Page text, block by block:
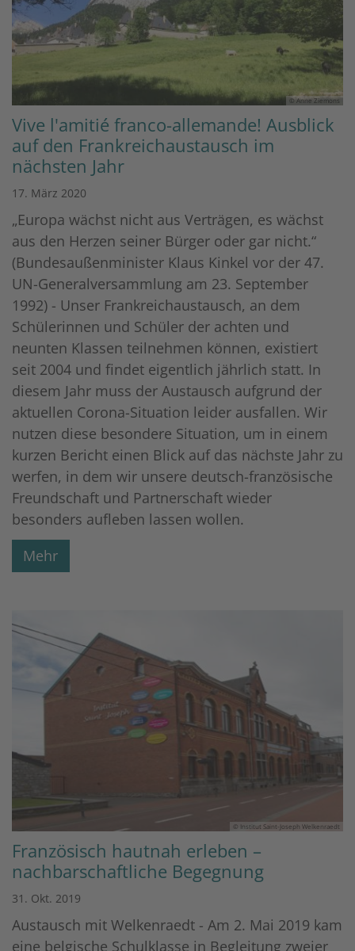
© Anne Ziemons
Vive l'amitié franco-allemande! Ausblick
auf den Frankreichaustausch im
nächsten Jahr
17. März 2020
„Europa wächst nicht aus Verträgen, es wächst
aus den Herzen seiner Bürger oder gar nicht.“
(Bundesaußenminister Klaus Kinkel vor der 47.
UN-Generalversammlung am 23. September
1992) - Unser Frankreichaustausch, an dem
Schülerinnen und Schüler der achten und
neunten Klassen teilnehmen können, existiert
seit 2004 und findet eigentlich jährlich statt. In
diesem Jahr muss der Austausch aufgrund der
aktuellen Corona-Situation leider ausfallen. Wir
nutzen diese besondere Situation, um in einem
kurzen Bericht einen Blick auf das nächste Jahr zu
werfen, in dem wir unsere deutsch-französische
Freundschaft und Partnerschaft wieder
besonders aufleben lassen wollen.
Mehr
© Institut Saint-Joseph Welkenraedt
Französisch hautnah erleben –
nachbarschaftliche Begegnung
31. Okt. 2019
Austausch mit Welkenraedt - Am 2. Mai 2019 kam
eine belgische Schulklasse in Begleitung zweier